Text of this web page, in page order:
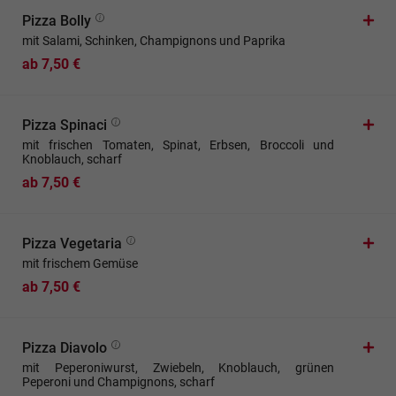
Pizza Bolly
mit Salami, Schinken, Champignons und Paprika
ab 7,50 €
Pizza Spinaci
mit frischen Tomaten, Spinat, Erbsen, Broccoli und
Knoblauch, scharf
ab 7,50 €
Pizza Vegetaria
mit frischem Gemüse
ab 7,50 €
Pizza Diavolo
mit Peperoniwurst, Zwiebeln, Knoblauch, grünen
Peperoni und Champignons, scharf